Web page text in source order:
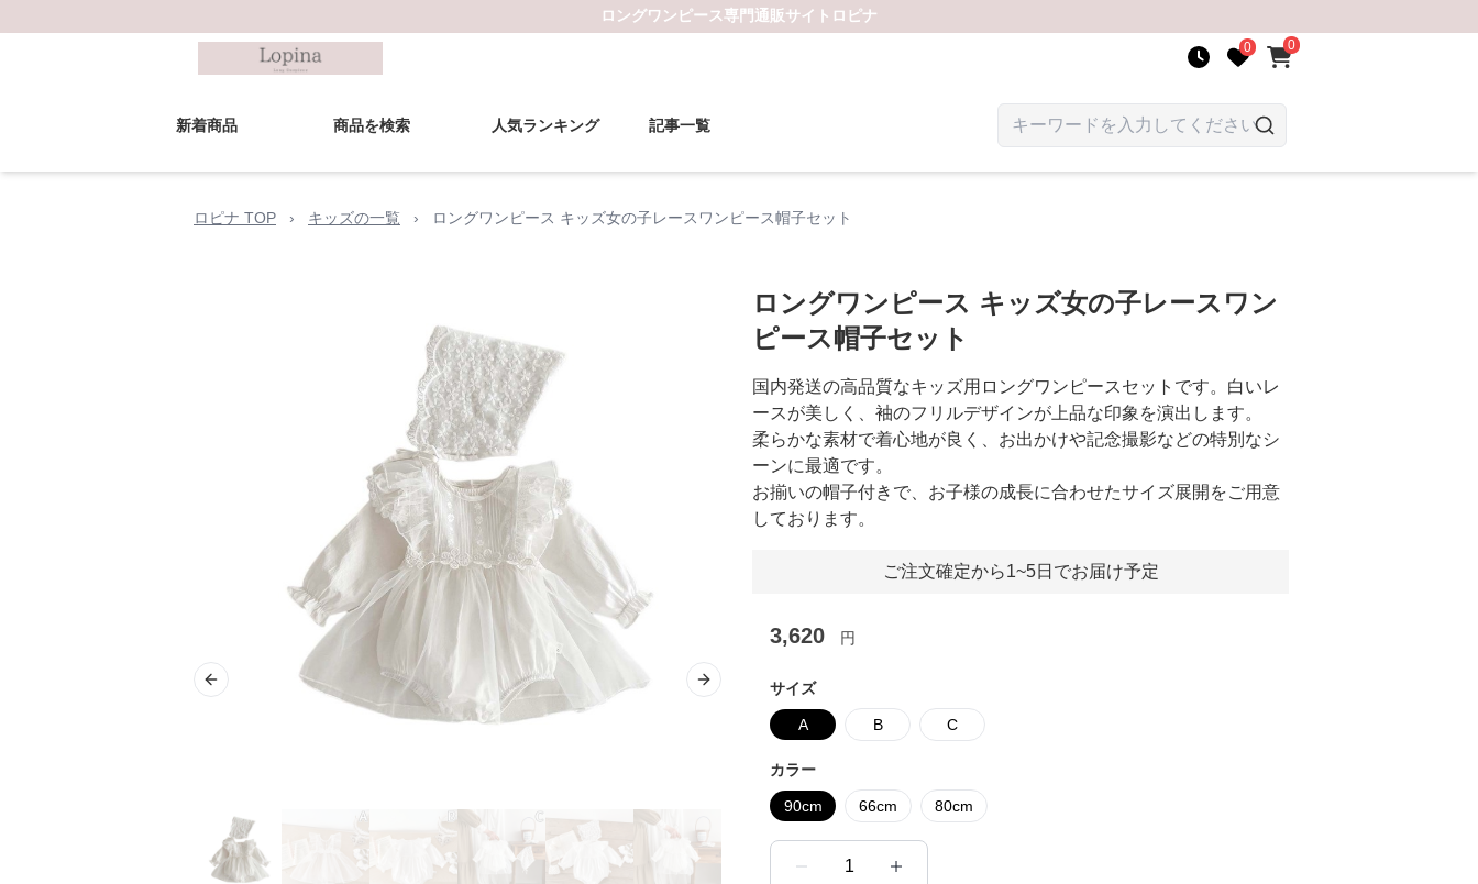
ロングワンピース専門通販サイト ロピナ
0 0
新着商品 商品を検索 人気ランキング 記事一覧
ロピナ TOP › キッズの一覧 › ロングワンピース キッズ女の子レースワンピース帽子セット
Previous slide Next slide
ロングワンピース キッズ女の子レースワン
ピース帽子セット
国内発送の高品質なキッズ用ロングワンピースセットです。白いレ
ースが美しく、袖のフリルデザインが上品な印象を演出します。
柔らかな素材で着心地が良く、お出かけや記念撮影などの特別なシ
ーンに最適です。
お揃いの帽子付きで、お子様の成長に合わせたサイズ展開をご用意
しております。
ご注文確定から1~5日でお届け予定
3,620 円
サイズ
A B C
カラー
90cm 66cm 80cm
1